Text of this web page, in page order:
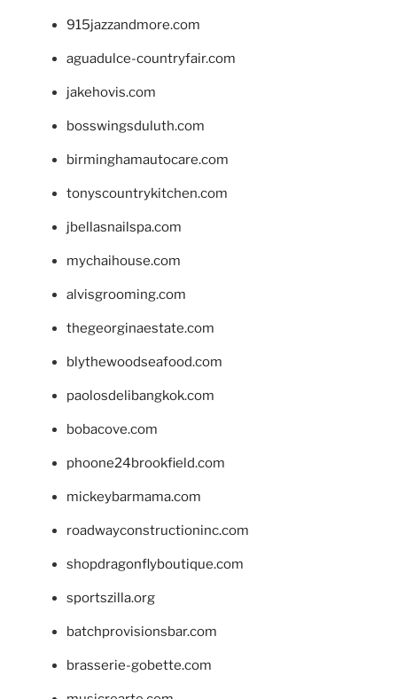
915jazzandmore.com
aguadulce-countryfair.com
jakehovis.com
bosswingsduluth.com
birminghamautocare.com
tonyscountrykitchen.com
jbellasnailspa.com
mychaihouse.com
alvisgrooming.com
thegeorginaestate.com
blythewoodseafood.com
paolosdelibangkok.com
bobacove.com
phoone24brookfield.com
mickeybarmama.com
roadwayconstructioninc.com
shopdragonflyboutique.com
sportszilla.org
batchprovisionsbar.com
brasserie-gobette.com